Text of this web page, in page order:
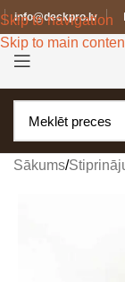
Skip to navigation
Skip to main
info@deckpro.lv
Sākums/